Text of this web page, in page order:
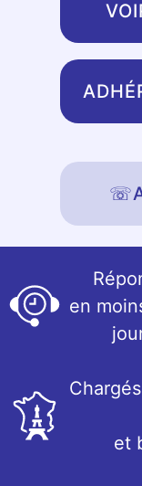
☏
en
et